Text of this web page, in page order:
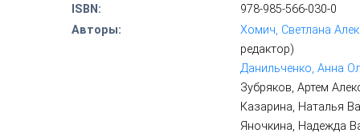
ISBN:
978-985-566-030-0
Авторы:
Хомич, Светлана
редактор)
Данильченко, Анна
Зубряков, Артем
Казарина, Наталья
Яночкина, Надежда